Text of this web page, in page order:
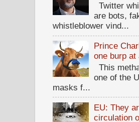
Twitter
are bots,
whistleblower vind...
Prince
one burp at
This
one of the
masks f...
EU: They
circulation